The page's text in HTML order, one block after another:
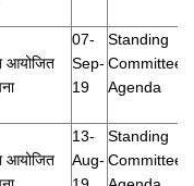
आयोजित
07-
Sep-
19
Standing
Committee
Agenda
आयोजित
13-
Aug-
Standing
Committee